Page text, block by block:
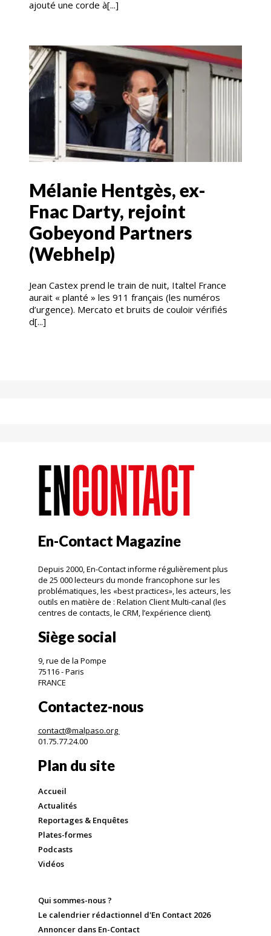
ajouté une corde à[...]
Mélanie Hentgès, ex-
Fnac Darty, rejoint
Gobeyond Partners
(Webhelp)
Jean Castex prend le train de nuit, Italtel France
aurait « planté » les 911 français (les numéros
d’urgence). Mercato et bruits de couloir vérifiés
d[...]
En-Contact Magazine
Depuis 2000, En-Contact informe régulièrement plus
de 25 000 lecteurs du monde francophone sur les
problématiques, les «best practices», les acteurs, les
outils en matière de : Relation Client Multi-canal (les
centres de contacts, le CRM, l’expérience client).
Siège social
9, rue de la Pompe
75116 - Paris
FRANCE
Contactez-nous
contact@malpaso.org
01.75.77.24.00
Plan du site
Accueil
Actualités
Reportages & Enquêtes
Plates-formes
Podcasts
Vidéos
Qui sommes-nous ?
Le calendrier rédactionnel d'En Contact 2026
Annoncer dans En-Contact